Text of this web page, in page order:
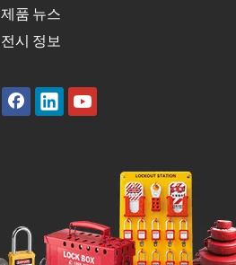
제품 뉴스
전시 정보